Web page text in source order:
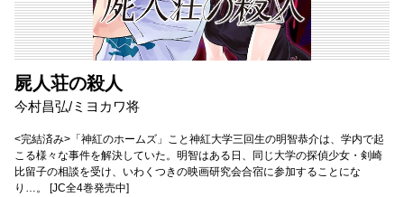
屍人荘の殺人
今村昌弘/ミヨカワ将
<完結済み>「神紅のホームズ」こと神紅大学三回生の明智恭介は、学内で起
こる様々な事件を解決していた。明智はある日、同じ大学の探偵少女・剣崎
比留子の相談を受け、いわくつきの映画研究会合宿に参加することにな
り…。 [JC全4巻発売中]